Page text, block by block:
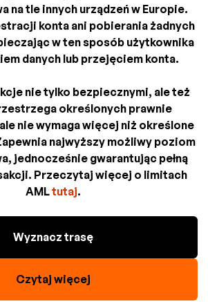
na tle innych urządzeń w Europie.
konta ani pobierania żadnych
w ten sposób użytkownika
danych lub przejęciem konta.
nie tylko bezpiecznymi, ale też
określonych prawnie
nie wymaga więcej niż określone
najwyższy możliwy poziom
jednocześnie gwarantując pełną
Przeczytaj więcej o limitach
AMLtutaj.
Wyznacz trasę
Czytaj więcej